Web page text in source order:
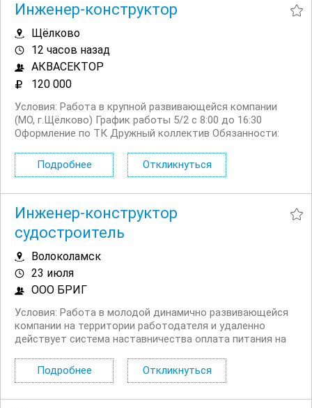
Инженер-конструктор
Щёлково
12 часов назад
АКВАСЕКТОР
120 000
Условия: Работа в крупной развивающейся компании
(МО, г.Щёлково) График работы 5/2 с 8:00 до 16:30
Оформление по ТК Дружный коллектив Обязанности:
для бассейнов Разработка и выпуск КД Оптимизация и
внесение изменений в КД Сопровождение проектов...
Подробнее Откликнуться
Инженер-конструктор
судостроитель
Волоколамск
23 июля
ООО БРИГ
Условия: Работа в молодой динамично развивающейся
компании на территории работодателя и удаленно
действует система наставничества оплата питания на
по результатам собеседования Обязанности:
разработка...
Подробнее Откликнуться